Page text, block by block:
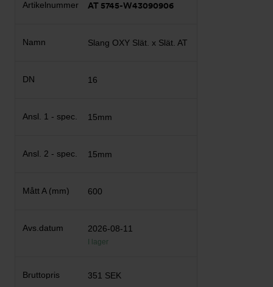
AT 5745-W43090906
Slang OXY Slät. x Slät. AT
16
15mm
15mm
600
2026-08-11
I lager
351 SEK